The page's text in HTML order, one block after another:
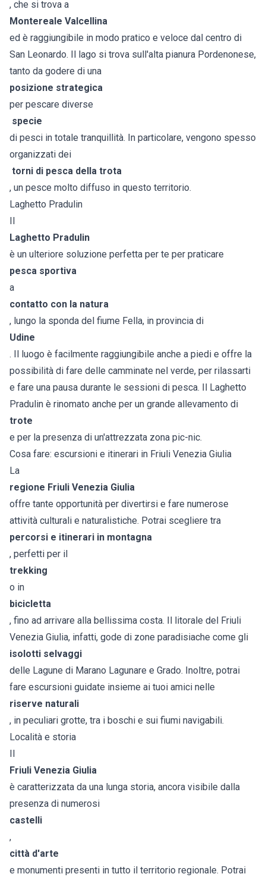
, che si trova a
Montereale Valcellina
ed è raggiungibile in modo pratico e veloce dal centro di
San Leonardo. Il lago si trova sull'alta pianura Pordenonese,
tanto da godere di una
posizione strategica
per pescare diverse
specie
di pesci in totale tranquillità. In particolare, vengono spesso
organizzati dei
torni di pesca della trota
, un pesce molto diffuso in questo territorio.
Laghetto Pradulin
Laghetto Pradulin
è un ulteriore soluzione perfetta per te per praticare
pesca sportiva
a
contatto con la natura
, lungo la sponda del fiume Fella, in provincia di
Udine
. Il luogo è facilmente raggiungibile anche a piedi e offre la
possibilità di fare delle camminate nel verde, per rilassarti
e fare una pausa durante le sessioni di pesca. Il Laghetto
Pradulin è rinomato anche per un grande allevamento di
trote
e per la presenza di un'attrezzata zona pic-nic.
Cosa fare: escursioni e itinerari in Friuli Venezia Giulia
La
regione Friuli Venezia Giulia
offre tante opportunità per divertirsi e fare numerose
attività culturali e naturalistiche. Potrai scegliere tra
percorsi e itinerari in montagna
, perfetti per il
trekking
o in
bicicletta
, fino ad arrivare alla bellissima costa. Il litorale del Friuli
Venezia Giulia, infatti, gode di zone paradisiache come gli
isolotti selvaggi
delle Lagune di Marano Lagunare e Grado. Inoltre, potrai
fare escursioni guidate insieme ai tuoi amici nelle
riserve naturali
, in peculiari grotte, tra i boschi e sui fiumi navigabili.
Località e storia
Friuli Venezia Giulia
è caratterizzata da una lunga storia, ancora visibile dalla
presenza di numerosi
castelli
,
città d'arte
e monumenti presenti in tutto il territorio regionale. Potrai